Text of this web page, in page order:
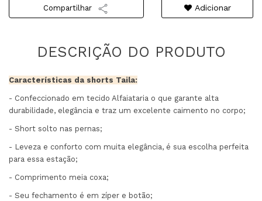
Compartilhar Adicionar
Características da shorts Taila:
- Confeccionado em tecido Alfaiataria o que garante alta
durabilidade, elegância e traz um excelente caimento no corpo;
- Short solto nas pernas;
- Leveza e conforto com muita elegância, é sua escolha perfeita
para essa estação;
- Comprimento meia coxa;
- Seu fechamento é em zíper e botão;